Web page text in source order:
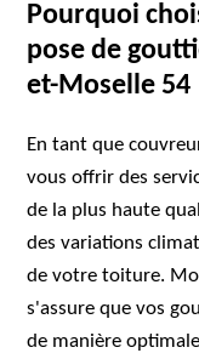
Pourquoi
pose de
et-Moselle 54
En tant que
vous offrir des
de la plus haute
des variations
de votre toiture.
s'assure que vos
de manière